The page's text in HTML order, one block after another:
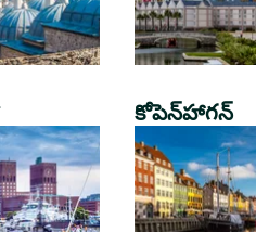
కోపెన్‌హాగన్